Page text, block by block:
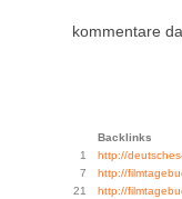
kommentare
Backlinks
1
http://
7
http://
21
http://